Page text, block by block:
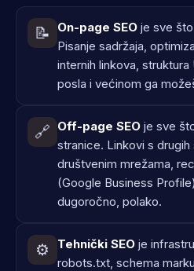
📝 On-page SEO je sve
Pisanje sadržaja,
internih linkova,
posla i većinom ga
🔗 Off-page SEO je sve
stranice. Linkovi s drugih
društvenim mrežama,
(Google Business
dugoročno, polako.
⚙️ Tehnički SEO je
robots.txt, schema